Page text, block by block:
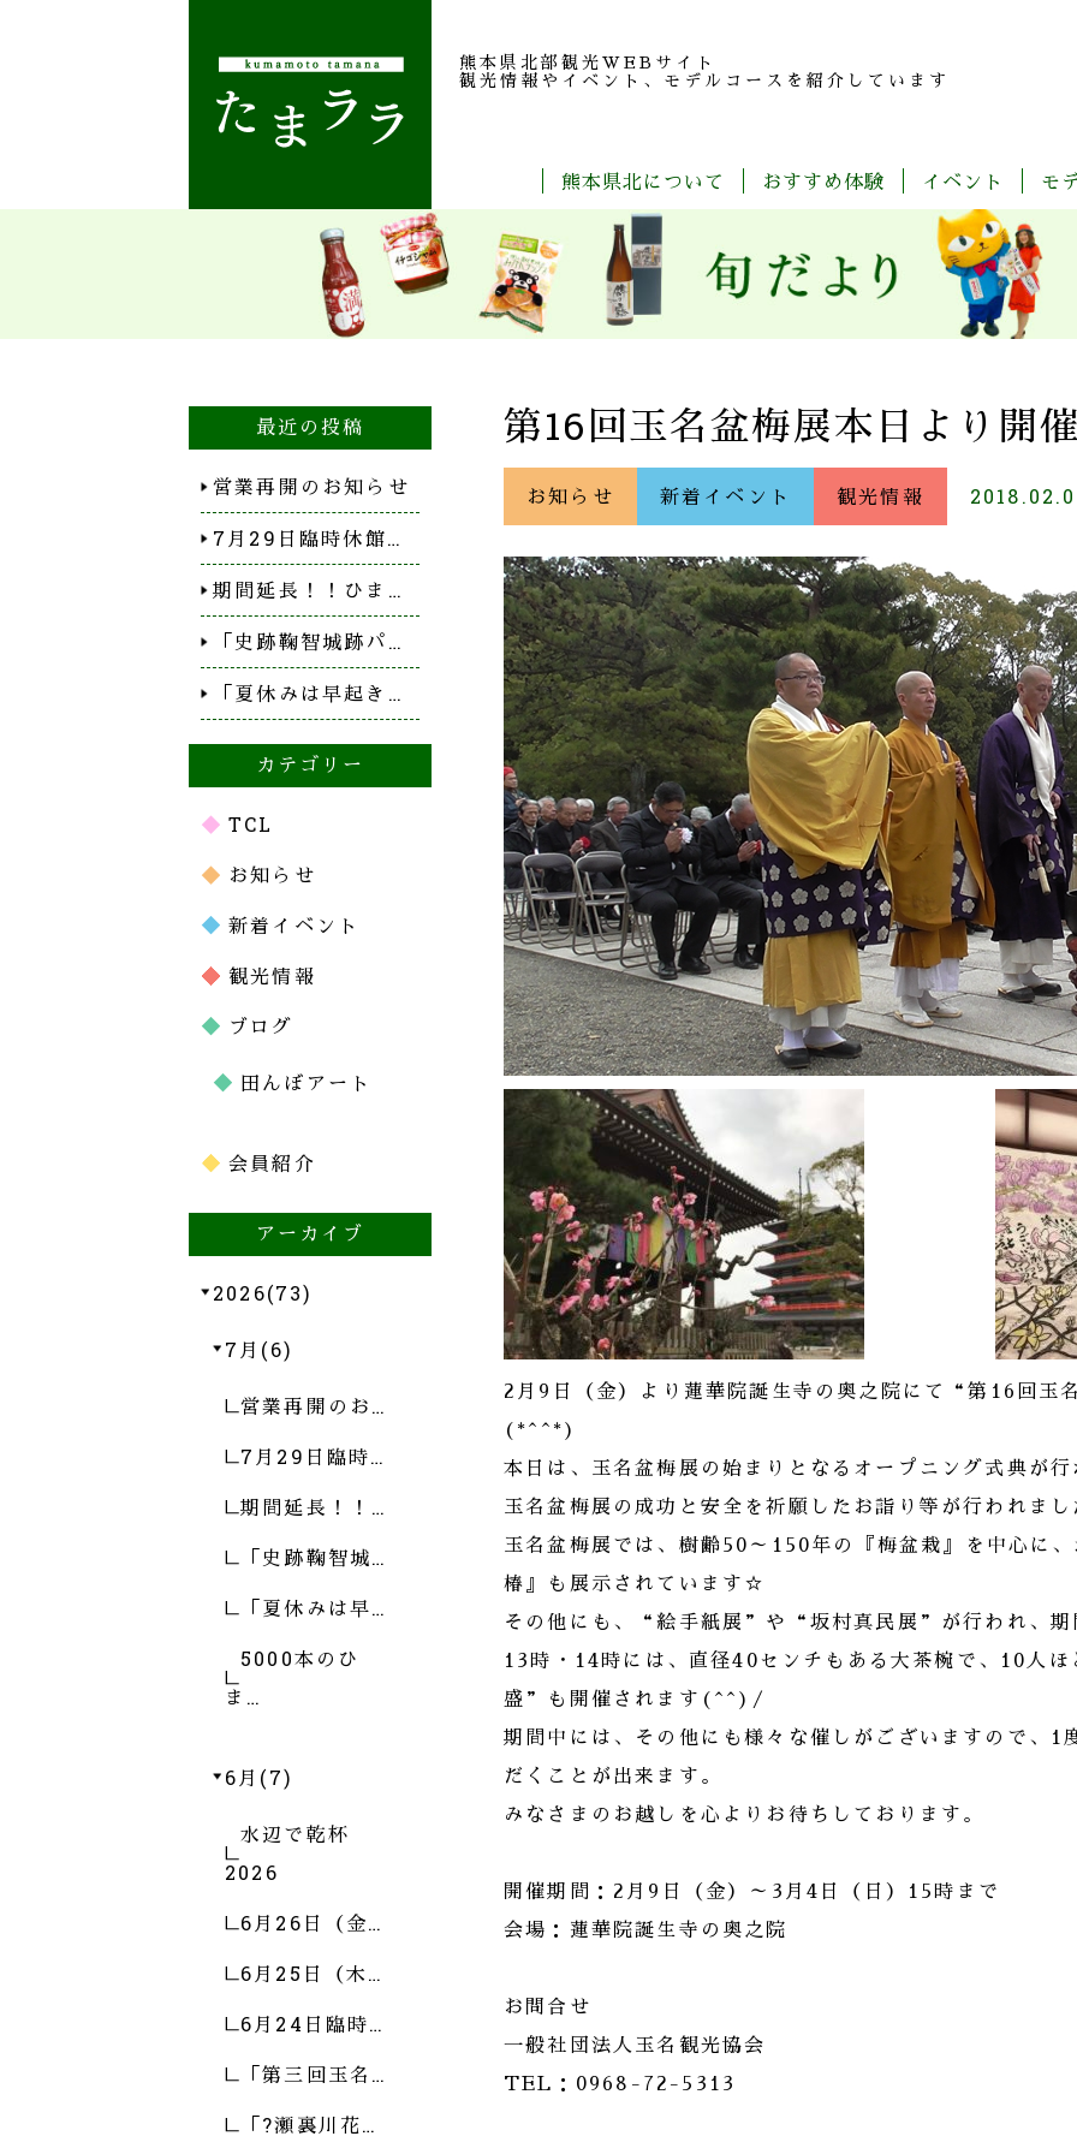
熊本県北部観光 WEBサイト
観光情報やイベント、モデルコースを紹介しています
熊本県北について
旬
だ
よ
り
品
紹
おすすめ体験
イベント
春
夏
秋 冬
モ
第16回玉名盆梅展本日より開
お知らせ 新着イベント 観光情報
2月9日（金）より蓮華院誕生寺の奥之院にて“第16回玉
(*^^*)
本日は、玉名盆梅展の始まりとなるオープニング式典が
玉名盆梅展の成功と安全を祈願したお詣り等が行われまし
玉名盆梅展では、樹齢50～150年の『梅盆栽』を中心に
椿』も展示されています☆
その他にも、“絵手紙展”や“坂村真民展”が行われ、期
13時・14時には、直径40センチもある大茶椀で、10人
盛”も開催されます(^^)/
期間中には、その他にも様々な催しがございますので、1
だくことが出来ます。
みなさまのお越しを心よりお待ちしております。
開催期間：2月9日（金）～3月4日（日）15時まで
会場：蓮華院誕生寺の奥之院
お問合せ
一般社団法人玉名観光協会
TEL：0968-72-5313
最近の投稿
営業再開のお知らせ
7月29日臨時休館…
期間延長！！ひま…
「史跡鞠智城跡パ…
「夏休みは早起き…
カテゴリー
TCL
お知らせ
新着イベント
観光情報
ブログ
田んぼアート
会員紹介
アーカイブ
2026(73)
7月(6)
営業再開のお…
7月29日臨時…
期間延長！！…
「史跡鞠智城…
「夏休みは早…
5000本のひ
ま…
6月(7)
水辺で乾杯
2026
6月26日（金…
6月25日（木…
6月24日臨時…
「第三回玉名…
「?瀬裏川花…